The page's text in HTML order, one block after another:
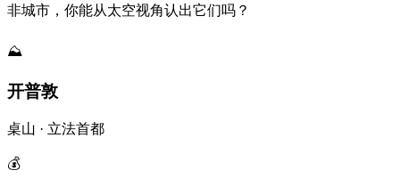
非城市，你能从太空视角认出它们吗？
⛰️
开普敦
桌山 · 立法首都
💰